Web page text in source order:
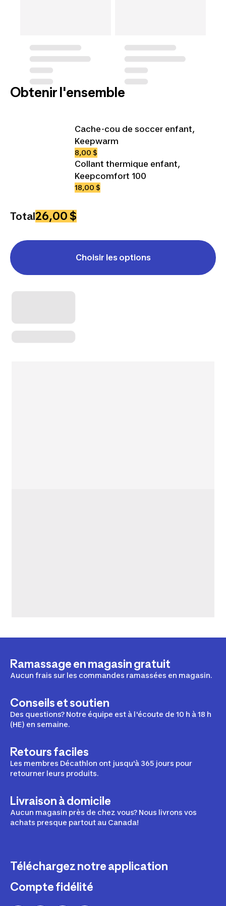
Obtenir l'ensemble
Cache-cou de soccer enfant,
Keepwarm
8,00 $
Collant thermique enfant,
Keepcomfort 100
18,00 $
Total26,00 $
Choisir les options
Ramassage en magasin gratuit
Aucun frais sur les commandes ramassées en magasin.
Conseils et soutien
Des questions? Notre équipe est à l'écoute de 10 h à 18 h
(HE) en semaine.
Retours faciles
Les membres Décathlon ont jusqu'à 365 jours pour
retourner leurs produits.
Livraison à domicile
Aucun magasin près de chez vous? Nous livrons vos
achats presque partout au Canada!
Téléchargez notre application
Compte fidélité